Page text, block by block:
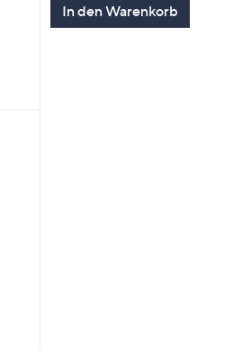
In den Warenkorb